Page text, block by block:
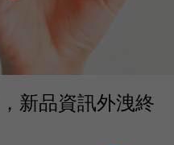
新品資訊外洩終